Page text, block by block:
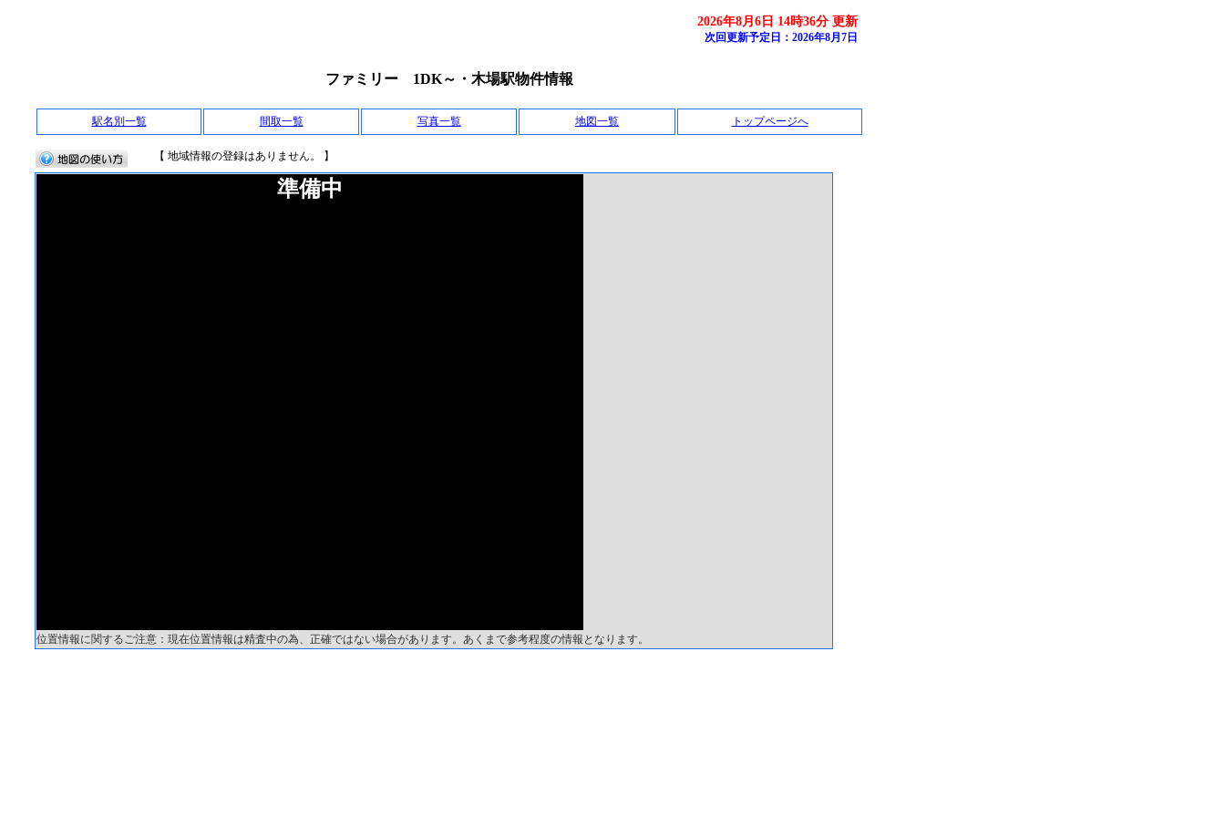
2026年8月6日 14時36分 更新
次回更新予定日：2026年8月7日
ファミリー 1DK～・木場駅物件情報
駅名別一覧 間取一覧 写真一覧 地図一覧 トップページへ
【 地域情報の登録はありません。 】
準備中
位置情報に関するご注意：現在位置情報は精査中の為、正確ではない場合があります。あくまで参考程度の情報となります。